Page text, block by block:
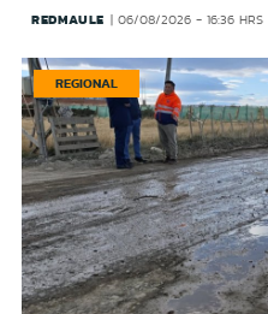
REDMAULE 06/08/2026 - 16:36 HRS
REGIONAL